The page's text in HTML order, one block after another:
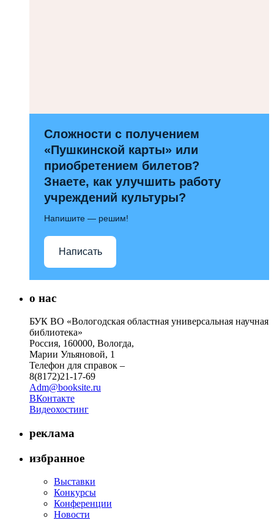
Сложности с получением
«Пушкинской карты» или
приобретением билетов?
Знаете, как улучшить работу
учреждений культуры?
Напишите — решим!
Написать
о нас
БУК ВО «Вологодская областная универсальная научная
библиотека»
Россия, 160000, Вологда,
Марии Ульяновой, 1
Телефон для справок –
8(8172)21-17-69
Adm@booksite.ru
ВКонтакте
Видеохостинг
реклама
избранное
Выставки
Конкурсы
Конференции
Новости